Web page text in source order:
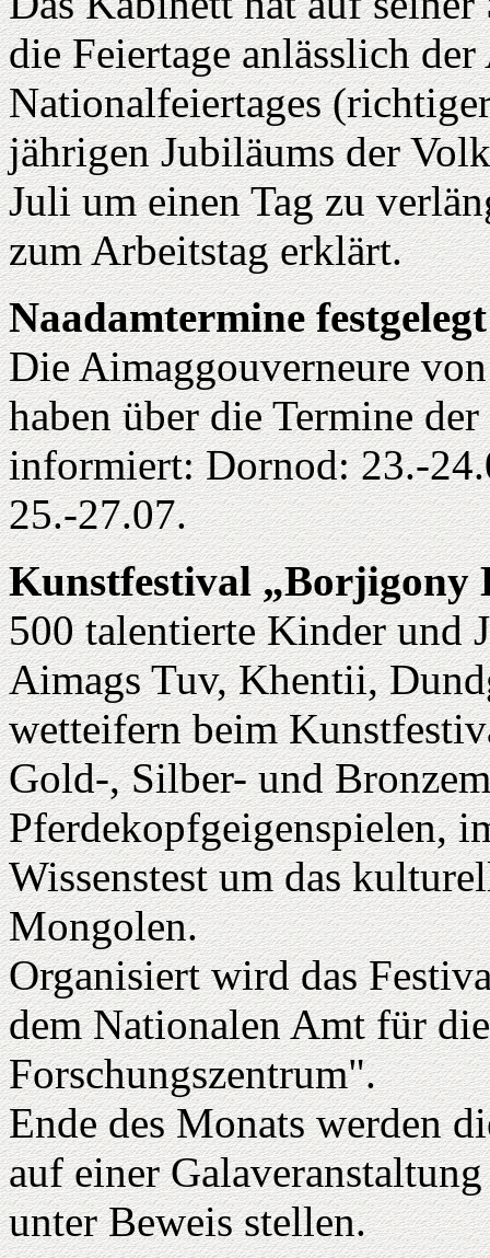
die Feiertage anlässlich
Nationalfeiertages
jährigen Jubiläums der
Juli um einen Tag zu
zum Arbeitstag erklärt.
Naadamtermine festgelegt
Die Aimaggouverneure
haben über die Termine
informiert: Dornod: 23.-
25.-27.07.
Kunstfestival „Borjigony
500 talentierte Kinder und
Aimags Tuv, Khentii,
wetteifern beim
Gold-, Silber- und
Pferdekopfgeigenspielen,
Wissenstest um das
Mongolen.
Organisiert wird das
dem Nationalen Amt für
Forschungszentrum".
Ende des Monats werden
auf einer
unter Beweis stellen.